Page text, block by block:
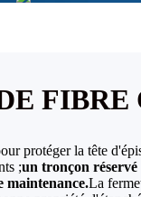
FIBRE
protéger la tête
;un tronçon
maintenance.La